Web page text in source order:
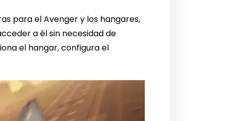
para el Avenger y los hangares,
a él sin necesidad de
el hangar, configura el